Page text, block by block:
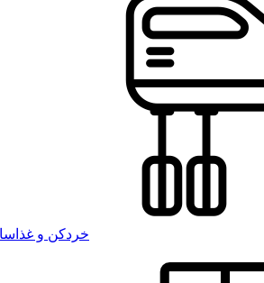
خردکن و